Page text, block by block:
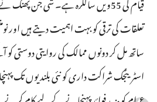
تعلقات کی ترقی کو بہت اہمیت دیتے ہیں اور
ساتھ مل کر دونوں ممالک کی روایتی دوستی
اسٹریٹجک شراکت داری کو نئی بلندیوں تک